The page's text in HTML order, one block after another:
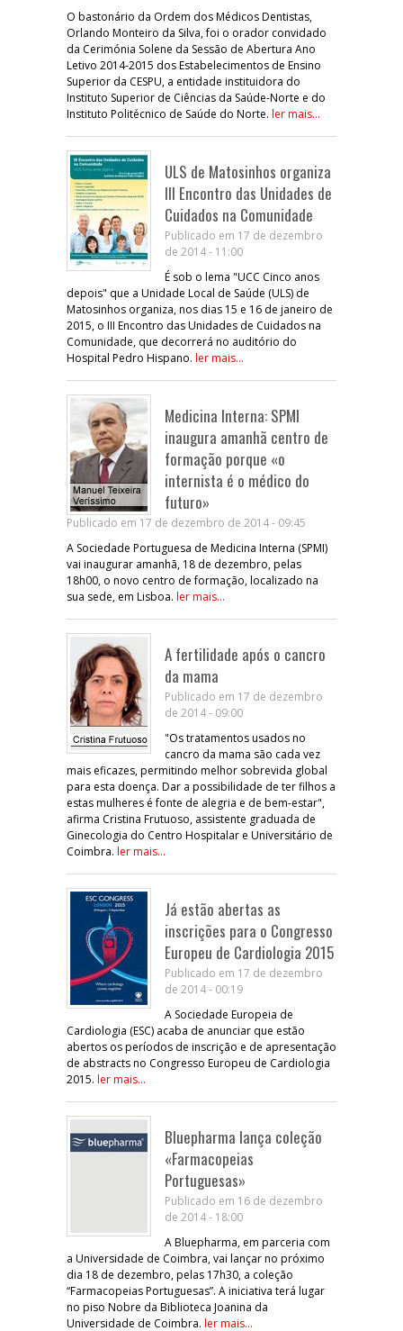
O bastonário da Ordem dos Médicos Dentistas,
Orlando Monteiro da Silva, foi o orador convidado
da Cerimónia Solene da Sessão de Abertura Ano
Letivo 2014-2015 dos Estabelecimentos de Ensino
Superior da CESPU, a entidade instituidora do
Instituto Superior de Ciências da Saúde-Norte e do
Instituto Politécnico de Saúde do Norte. ler mais...
ULS de Matosinhos organiza
III Encontro das Unidades de
Cuidados na Comunidade
Publicado em 17 de dezembro
de 2014 - 11:00
É sob o lema "UCC Cinco anos
depois" que a Unidade Local de Saúde (ULS) de
Matosinhos organiza, nos dias 15 e 16 de janeiro de
2015, o III Encontro das Unidades de Cuidados na
Comunidade, que decorrerá no auditório do
Hospital Pedro Hispano. ler mais...
Medicina Interna: SPMI
inaugura amanhã centro de
formação porque «o
internista é o médico do
futuro»
Publicado em 17 de dezembro de 2014 - 09:45
A Sociedade Portuguesa de Medicina Interna (SPMI)
vai inaugurar amanhã, 18 de dezembro, pelas
18h00, o novo centro de formação, localizado na
sua sede, em Lisboa. ler mais...
A fertilidade após o cancro
da mama
Publicado em 17 de dezembro
de 2014 - 09:00
"Os tratamentos usados no
cancro da mama são cada vez
mais eficazes, permitindo melhor sobrevida global
para esta doença. Dar a possibilidade de ter filhos a
estas mulheres é fonte de alegria e de bem-estar",
afirma Cristina Frutuoso, assistente graduada de
Ginecologia do Centro Hospitalar e Universitário de
Coimbra. ler mais...
Já estão abertas as
inscrições para o Congresso
Europeu de Cardiologia 2015
Publicado em 17 de dezembro
de 2014 - 00:19
A Sociedade Europeia de
Cardiologia (ESC) acaba de anunciar que estão
abertos os períodos de inscrição e de apresentação
de abstracts no Congresso Europeu de Cardiologia
2015. ler mais...
Bluepharma lança coleção
«Farmacopeias
Portuguesas»
Publicado em 16 de dezembro
de 2014 - 18:00
A Bluepharma, em parceria com
a Universidade de Coimbra, vai lançar no próximo
dia 18 de dezembro, pelas 17h30, a coleção
“Farmacopeias Portuguesas”. A iniciativa terá lugar
no piso Nobre da Biblioteca Joanina da
Universidade de Coimbra. ler mais...